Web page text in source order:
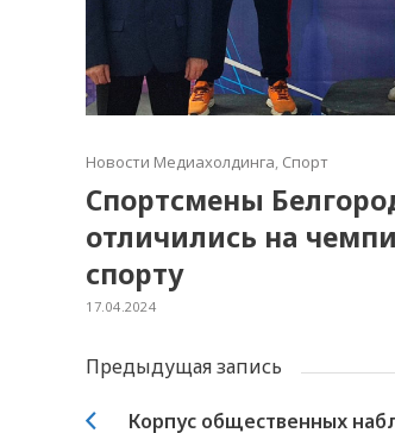
Новости Медиахолдинга, Спорт
Спортсмены
отличились на
спорту
17.04.2024
Предыдущая запись
Корпус общественных